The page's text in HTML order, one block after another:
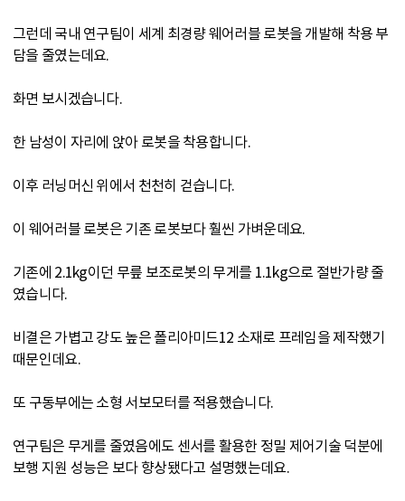
그런데 국내 연구팀이 세계 최경량 웨어러블 로봇을 개발해 착용 부
담을 줄였는데요.
화면 보시겠습니다.
한 남성이 자리에 앉아 로봇을 착용합니다.
이후 러닝머신 위에서 천천히 걷습니다.
이 웨어러블 로봇은 기존 로봇보다 훨씬 가벼운데요.
기존에 2.1kg이던 무릎 보조로봇의 무게를 1.1kg으로 절반가량 줄
였습니다.
비결은 가볍고 강도 높은 폴리아미드12 소재로 프레임을 제작했기
때문인데요.
또 구동부에는 소형 서보모터를 적용했습니다.
연구팀은 무게를 줄였음에도 센서를 활용한 정밀 제어기술 덕분에
보행 지원 성능은 보다 향상됐다고 설명했는데요.